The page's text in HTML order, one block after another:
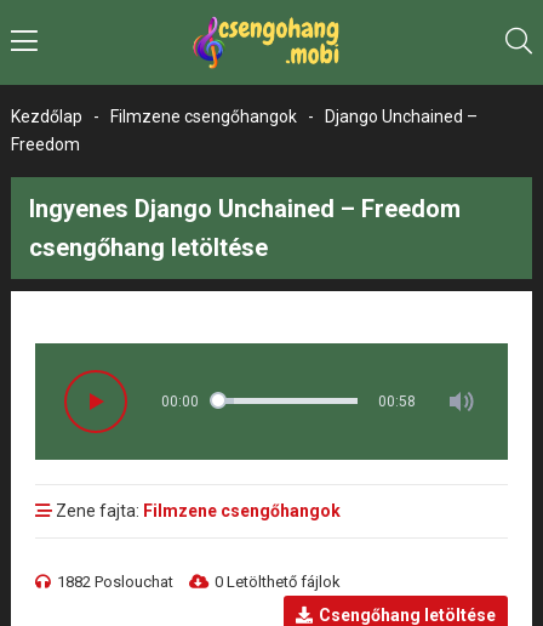
Kezdőlap - Filmzene csengőhangok -
Django Unchained –
Freedom
Ingyenes Django Unchained – Freedom
csengőhang letöltése
00:00 00:58
Zene fajta: Filmzene csengőhangok
1882 Poslouchat 0 Letölthető fájlok
Csengőhang letöltése